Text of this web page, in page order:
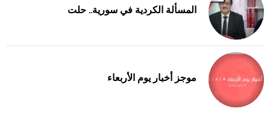
المسألة الكردية في سورية.. حلت
موجز أخبار يوم الأربعاء